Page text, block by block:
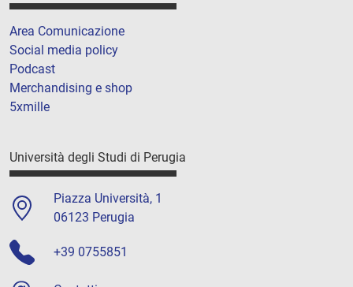
Area Comunicazione
Social media policy
Podcast
Merchandising e shop
5xmille
Università degli Studi di Perugia
Piazza Università, 1
06123 Perugia
+39 0755851